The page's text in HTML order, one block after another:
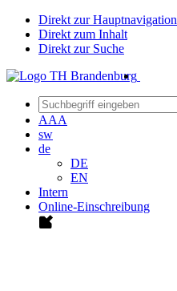
Direkt zur Hauptnavigation
Direkt zum Inhalt
Direkt zur Suche
AAA
sw
de
DE
EN
Intern
Online-Einschreibung